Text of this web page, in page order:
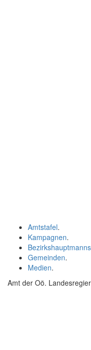
Amtstafel.
Kampagnen.
Gemeinden.
Medien.
Amt der Oö.